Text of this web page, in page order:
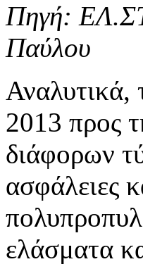
Πηγή:
Παύλου
Αναλυτικά,
2013 προς
διάφορων
ασφάλειες
ελάσματα